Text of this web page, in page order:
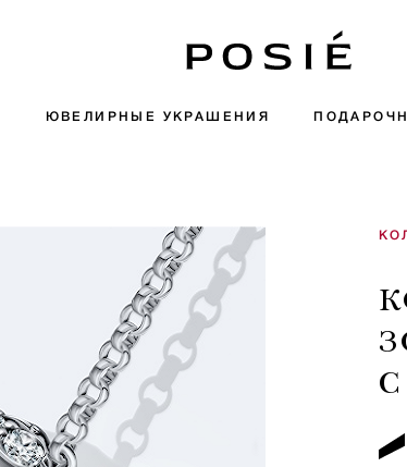
ЮВЕЛИРНЫЕ УКРАШЕНИЯ